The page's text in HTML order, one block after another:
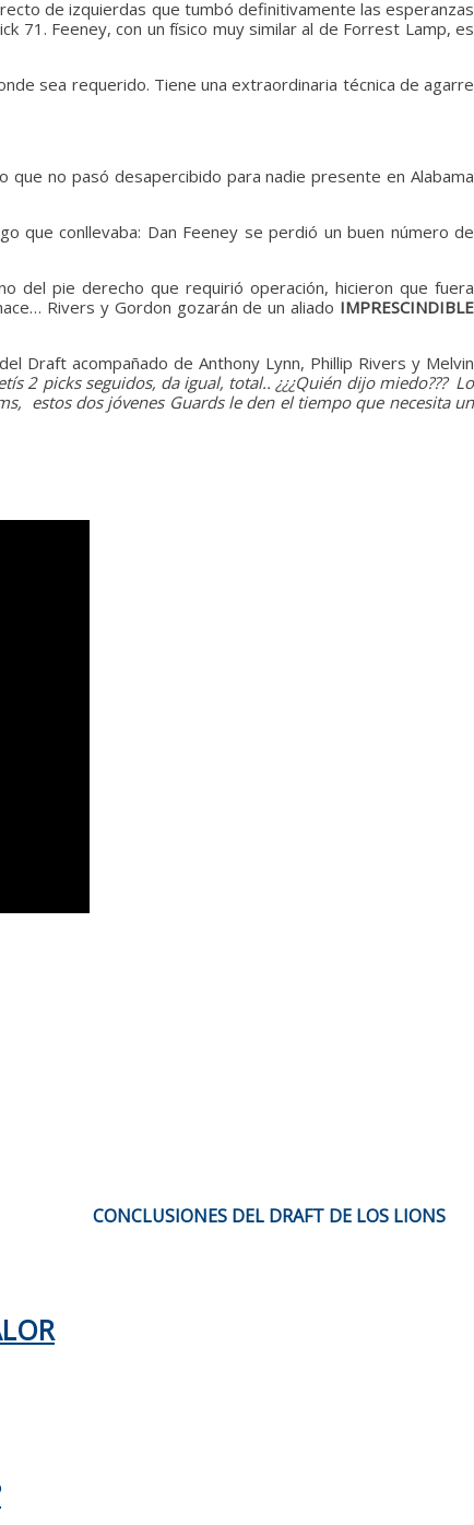
de izquierdas que tumbó definitivamente las esperanzas
71. Feeney, con un físico muy similar al de Forrest Lamp, es
sea requerido. Tiene una extraordinaria técnica de agarre
no pasó desapercibido para nadie presente en Alabama
que conllevaba: Dan Feeney se perdió un buen número de
del pie derecho que requirió operación, hicieron que fuera
Rivers y Gordon gozarán de un aliado IMPRESCINDIBLE
Draft acompañado de Anthony Lynn, Phillip Rivers y Melvin
2 picks seguidos, da igual, total.. ¿¿¿Quién dijo miedo??? Lo
estos dos jóvenes Guards le den el tiempo que necesita un
CONCLUSIONES DEL DRAFT DE LOS LIONS